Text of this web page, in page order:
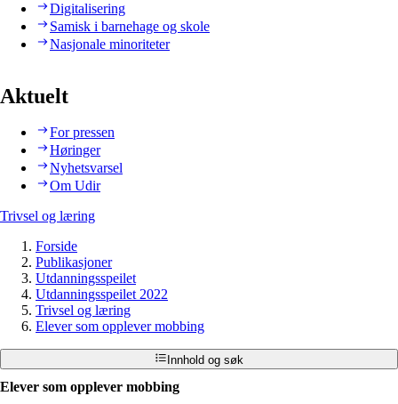
Digitalisering
Samisk i barnehage og skole
Nasjonale minoriteter
Aktuelt
For pressen
Høringer
Nyhetsvarsel
Om Udir
Trivsel og læring
Forside
Publikasjoner
Utdanningsspeilet
Utdanningsspeilet 2022
Trivsel og læring
Elever som opplever mobbing
Innhold og søk
Elever som opplever mobbing